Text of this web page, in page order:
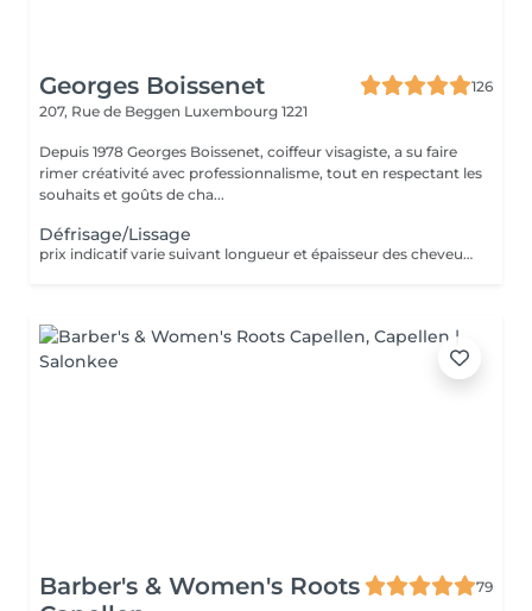
Georges Boissenet
126
207, Rue de Beggen Luxembourg 1221
Depuis 1978 Georges Boissenet, coiffeur visagiste, a su faire
rimer créativité avec professionnalisme, tout en respectant les
souhaits et goûts de cha...
Défrisage/Lissage
prix indicatif varie suivant longueur et épaisseur des cheveux. Appellez le 420011 pour convenir d'un rdv pour devis
Barber's & Women's Roots
79